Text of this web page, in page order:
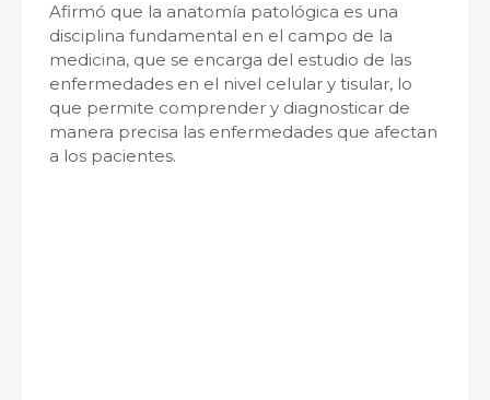
Afirmó que la anatomía patológica es una
disciplina fundamental en el campo de la
medicina, que se encarga del estudio de las
enfermedades en el nivel celular y tisular, lo
que permite comprender y diagnosticar de
manera precisa las enfermedades que afectan
a los pacientes.